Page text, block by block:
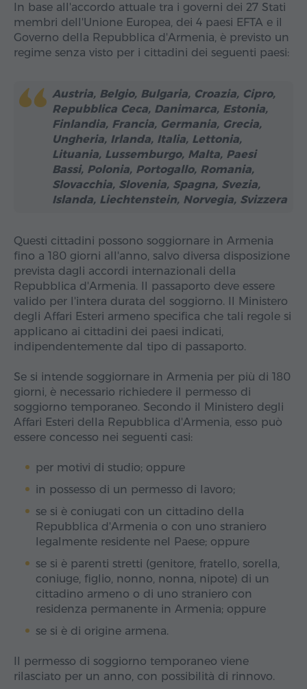
In base all'accordo attuale tra i governi dei 27 Stati
membri dell'Unione Europea, dei 4 paesi EFTA e il
Governo della Repubblica d'Armenia, è previsto un
regime senza visto per i cittadini dei seguenti paesi:
Austria, Belgio, Bulgaria, Croazia, Cipro,
Repubblica Ceca, Danimarca, Estonia,
Finlandia, Francia, Germania, Grecia,
Ungheria, Irlanda, Italia, Lettonia,
Lituania, Lussemburgo, Malta, Paesi
Bassi, Polonia, Portogallo, Romania,
Slovacchia, Slovenia, Spagna, Svezia,
Islanda, Liechtenstein, Norvegia, Svizzera
Questi cittadini possono soggiornare in Armenia
fino a 180 giorni all'anno, salvo diversa disposizione
prevista dagli accordi internazionali della
Repubblica d'Armenia. Il passaporto deve essere
valido per l'intera durata del soggiorno. Il Ministero
degli Affari Esteri armeno specifica che tali regole si
applicano ai cittadini dei paesi indicati,
indipendentemente dal tipo di passaporto.
Se si intende soggiornare in Armenia per più di 180
giorni, è necessario richiedere il permesso di
soggiorno temporaneo. Secondo il Ministero degli
Affari Esteri della Repubblica d'Armenia, esso può
essere concesso nei seguenti casi:
per motivi di studio; oppure
in possesso di un permesso di lavoro;
se si è coniugati con un cittadino della
Repubblica d'Armenia o con uno straniero
legalmente residente nel Paese; oppure
se si è parenti stretti (genitore, fratello, sorella,
coniuge, figlio, nonno, nonna, nipote) di un
cittadino armeno o di uno straniero con
residenza permanente in Armenia; oppure
se si è di origine armena.
Il permesso di soggiorno temporaneo viene
rilasciato per un anno, con possibilità di rinnovo.